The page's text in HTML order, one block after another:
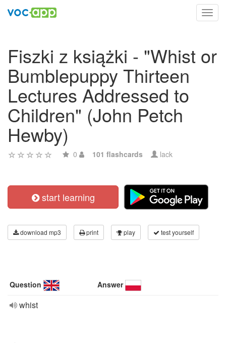
Fiszki z książki - "Whist or
Bumblepuppy Thirteen
Lectures Addressed to
Children" (John Petch
Hewby)
0 101 flashcards lack
start learning
download mp3 print play test yourself
Question Answer
whist